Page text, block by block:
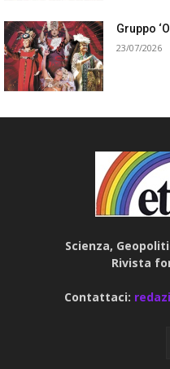
Gruppo
23/07/2026
Scienza,
Rivista
Contattaci: